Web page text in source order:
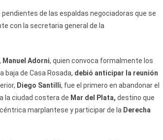
de las espaldas negociadoras que se
con la secretaria general de la
Manuel Adorni, quien convoca formalmente los
baja de Casa Rosada, debió anticipar la reunión
Diego Santilli, fue el primero en abandonar el
la ciudad costera de Mar del Plata, destino que
marplantese y participar de la Derecha